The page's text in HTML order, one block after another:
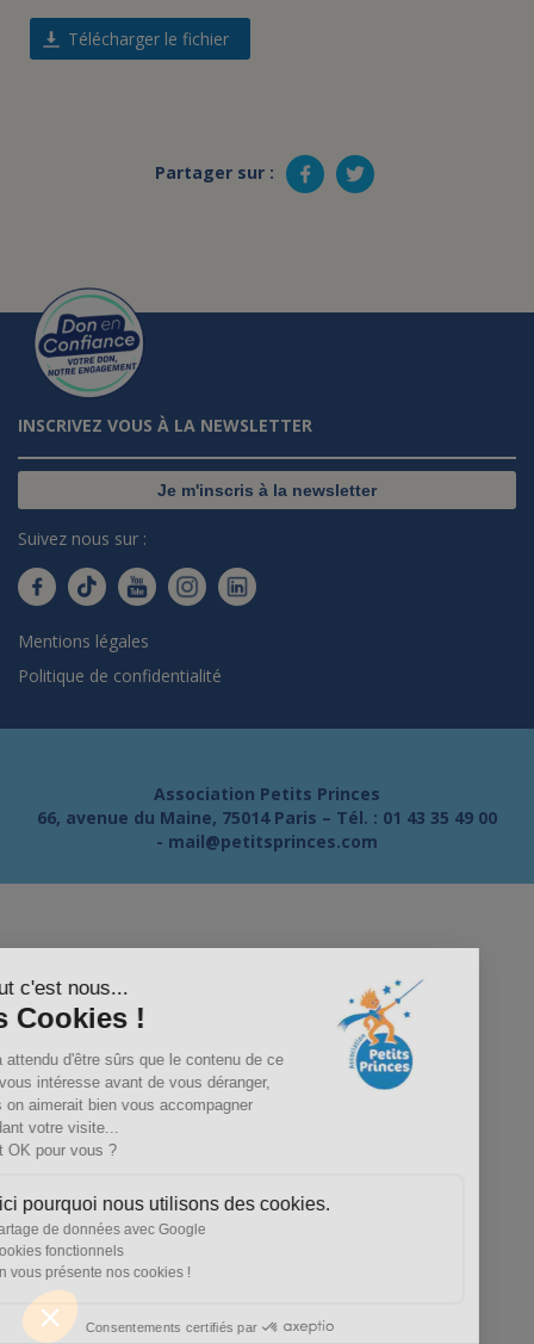
Salut c'est nous...
les Cookies !
On a attendu d'être sûrs que le contenu de ce
site vous intéresse avant de vous déranger,
mais on aimerait bien vous accompagner
pendant votre visite...
C'est OK pour vous ?
Voici pourquoi nous utilisons des cookies.
Partage de données avec Google
Cookies fonctionnels
On vous présente nos cookies !
Consentements certifiés par
Télécharger le fichier
Partager sur :
INSCRIVEZ VOUS À LA NEWSLETTER
Je m'inscris à la newsletter
Suivez nous sur :
Mentions légales
Politique de confidentialité
Association Petits Princes
66, avenue du Maine, 75014 Paris – Tél. : 01 43 35 49 00
- mail@petitsprinces.com